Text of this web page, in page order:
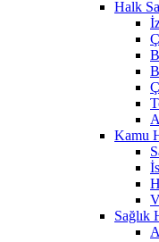
Halk
Kamu
Sağlık